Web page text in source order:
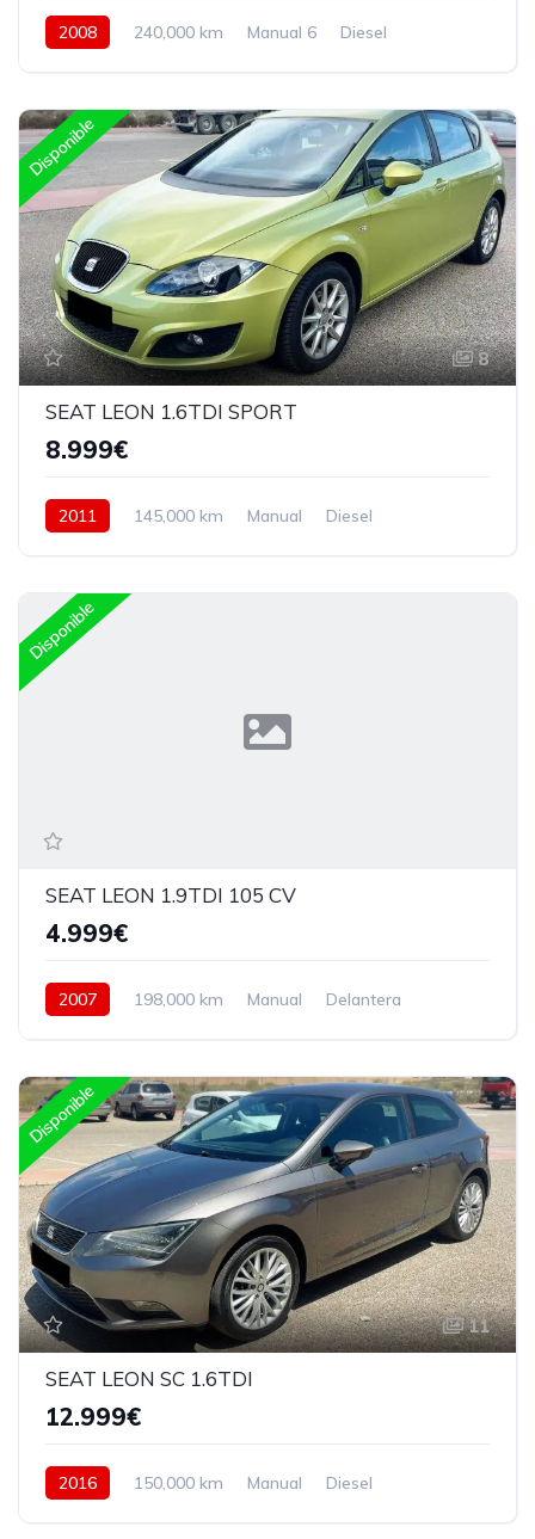
2008 240,000 km Manual 6
Diesel
Disponible
8
SEAT LEON 1.6TDI SPORT
8.999€
2011 145,000 km Manual
Diesel
Disponible
SEAT LEON 1.9TDI 105 CV
4.999€
2007 198,000 km Manual Delantera
Disponible
11
SEAT LEON SC 1.6TDI
12.999€
2016 150,000 km Manual
Diesel